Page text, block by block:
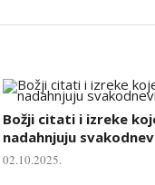
Božji citati i izreke
nadahnjuju
02.10.2025.